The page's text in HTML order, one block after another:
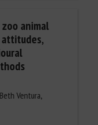
animal
Ventura,